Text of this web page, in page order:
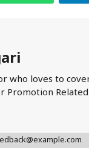
who loves to
Related